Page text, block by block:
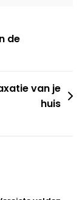
de
van je
huis